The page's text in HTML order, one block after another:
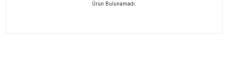
Ürün Bulunamadı.